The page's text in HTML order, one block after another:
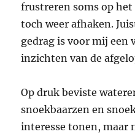
frustreren soms op
toch weer afhaken.
gedrag is voor mij een
inzichten van de
Op druk beviste
snoekbaarzen en
interesse tonen, maar